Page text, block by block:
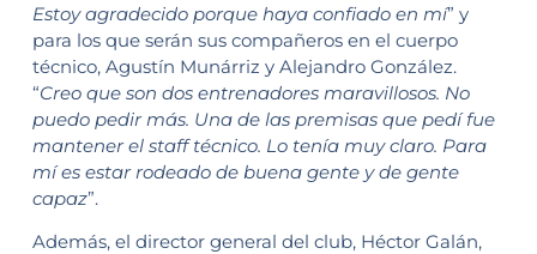
Estoy agradecido porque haya confiado en mí” y
para los que serán sus compañeros en el cuerpo
técnico, Agustín Munárriz y Alejandro González.
“Creo que son dos entrenadores maravillosos. No
puedo pedir más. Una de las premisas que pedí fue
mantener el staff técnico. Lo tenía muy claro. Para
mí es estar rodeado de buena gente y de gente
capaz”.
Además, el director general del club, Héctor Galán,